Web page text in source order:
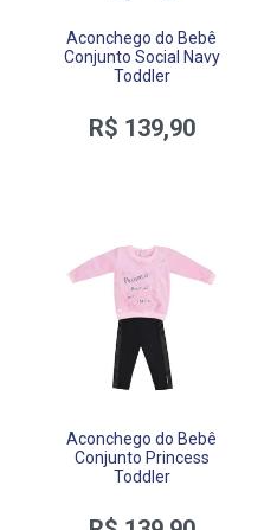
Aconchego do Bebê
Conjunto Social Navy
Toddler
R$ 139,90
Aconchego do Bebê
Conjunto Princess
Toddler